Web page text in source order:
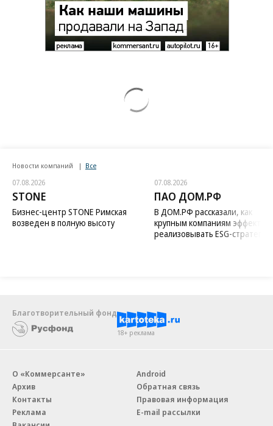
Новости компаний Все
07.08.2026
STONE
Бизнес-центр STONE Римская
возведен в полную высоту
07.08.2026
ПАО ДОМ.РФ
В ДОМ.РФ рассказали, как
крупным компаниям
реализовывать ESG-стратегию
Благотворительный фонд
18+ реклама
О «Коммерсанте»
Архив
Контакты
Реклама
Android
Обратная связь
Правовая информация
E-mail рассылки